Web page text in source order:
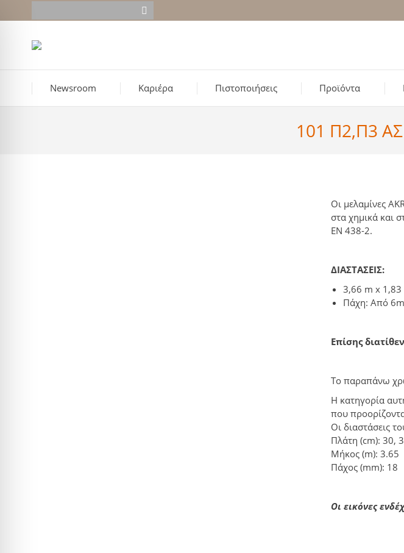
Newsroom Καριέρα Πιστοποιήσεις Προϊόντα
101 Π2,Π3
Οι μελαμίνες
στα χημικά και
ΕΝ 438-2.
ΔΙΑΣΤΑΣΕΙΣ:
3,66 m x 1,83
Πάχη: Από
Επίσης
Το παραπάνω
Η κατηγορία
που
Οι διαστάσεις
Πλάτη (cm): 30,
Μήκος (m): 3.65
Πάχος (mm): 18
Οι εικόνες